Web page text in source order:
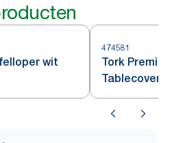
wit
474581
Tork
Tablecover